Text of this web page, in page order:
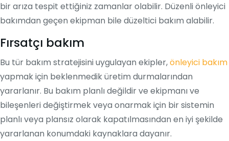
bir arıza tespit ettiğiniz zamanlar olabilir. Düzenli önleyici
bakımdan geçen ekipman bile düzeltici bakım alabilir.
Fırsatçı bakım
Bu tür bakım stratejisini uygulayan ekipler,önleyici bakım
yapmak için beklenmedik üretim durmalarından
yararlanır. Bu bakım planlı değildir ve ekipmanı ve
bileşenleri değiştirmek veya onarmak için bir sistemin
planlı veya plansız olarak kapatılmasından en iyi şekilde
yararlanan konumdaki kaynaklara dayanır.